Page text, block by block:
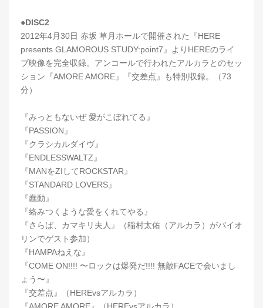
●DISC2
2012年4月30日 赤坂 草月ホールで開催された『HERE
presents GLAMOROUS STUDY:point7』よりHEREのライ
ブ映像を完全収録。アンコールで行われたアルカラとのセッ
ション『AMORE AMORE』『交差点』も特別収録。（73
分）
『みっともないぜ 愛がこぼれてる』
『PASSION』
『クラシカルダイヴ』
『ENDLESSWALTZ』
『MANをZIしてROCKSTAR』
『STANDARD LOVERS』
『蠢動』
『絡みつくような愛をくれてやる』
『さらば、カマキリ夫人』（稲村太佑（アルカラ）がバイオ
リンでゲスト参加）
『HAMPAねえな』
『COME ON!!!! 〜ロックは爆発だ!!!! 無敵FACEで会いまし
ょう〜』
『交差点』（HEREvsアルカラ）